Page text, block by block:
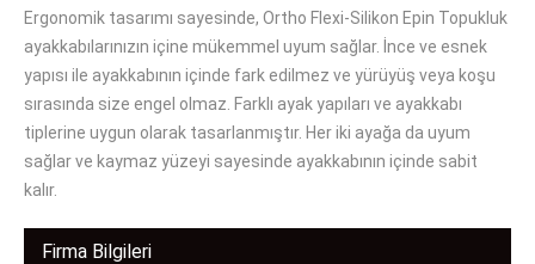
Ergonomik tasarımı sayesinde, Ortho Flexi-Silikon Epin Topukluk
ayakkabılarınızın içine mükemmel uyum sağlar. İnce ve esnek
yapısı ile ayakkabının içinde fark edilmez ve yürüyüş veya koşu
sırasında size engel olmaz. Farklı ayak yapıları ve ayakkabı
tiplerine uygun olarak tasarlanmıştır. Her iki ayağa da uyum
sağlar ve kaymaz yüzeyi sayesinde ayakkabının içinde sabit
kalır.
Firma Bilgileri